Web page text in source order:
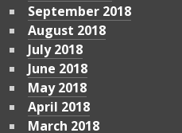
September 2018
August 2018
July 2018
June 2018
May 2018
April 2018
March 2018